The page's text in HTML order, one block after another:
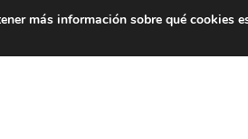
De lunes a
más información sobre qué cookies